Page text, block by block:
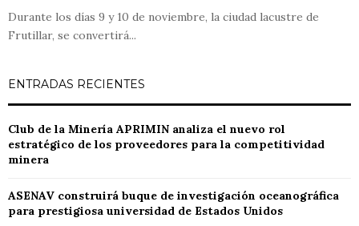
Durante los días 9 y 10 de noviembre, la ciudad lacustre de
Frutillar, se convertirá...
ENTRADAS RECIENTES
Club de la Minería APRIMIN analiza el nuevo rol
estratégico de los proveedores para la competitividad
minera
ASENAV construirá buque de investigación oceanográfica
para prestigiosa universidad de Estados Unidos